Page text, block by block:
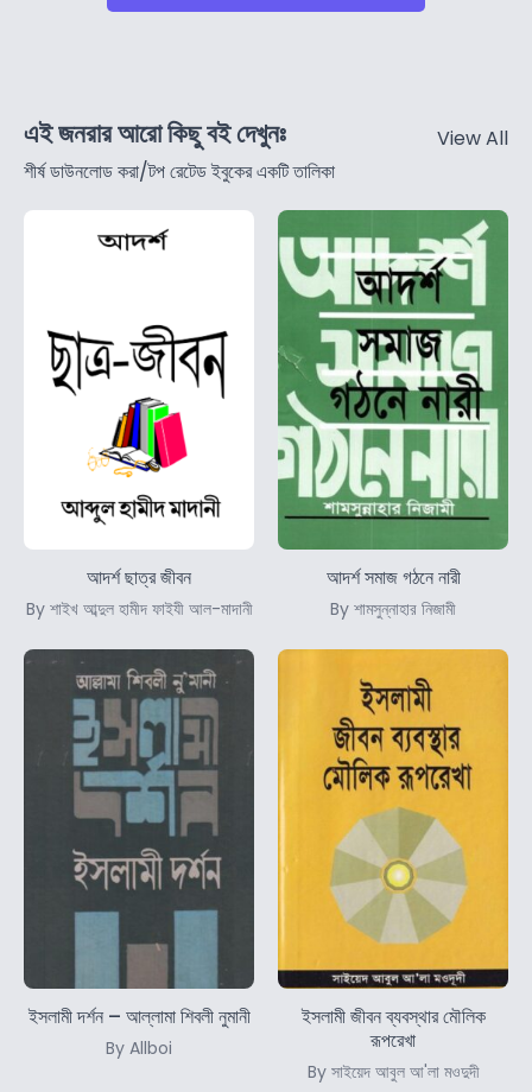
এই জনরার আরো কিছু বই দেখুনঃ
শীর্ষ ডাউনলোড করা/টপ রেটেড ইবুকের একটি তালিকা
View All
আদর্শ ছাত্র জীবন
By শাইখ আব্দুল হামীদ ফাইযী আল-মাদানী
আদর্শ সমাজ গঠনে নারী
By শামসুন্নাহার নিজামী
ইসলামী দর্শন – আল্লামা শিবলী নুমানী
By Allboi
ইসলামী জীবন ব্যবস্থার মৌলিক
রূপরেখা
By সাইয়েদ আবুল আ'লা মওদুদী